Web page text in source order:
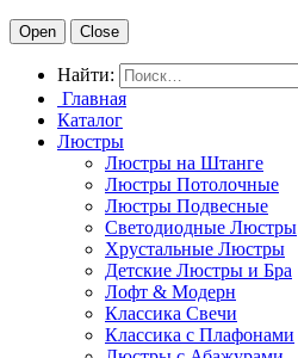
Open Close
Найти:
Главная
Каталог
Люстры
Люстры на Штанге
Люстры Потолочные
Люстры Подвесные
Светодиодные Люстры
Хрустальные Люстры
Детские Люстры и Бра
Лофт & Модерн
Классика Свечи
Классика с Плафонами